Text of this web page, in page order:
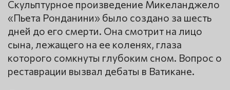
Скульптурное произведение Микеланджело
«Пьета Ронданини» было создано за шесть
дней до его смерти. Она смотрит на лицо
сына, лежащего на ее коленях, глаза
которого сомкнуты глубоким сном. Вопрос о
реставрации вызвал дебаты в Ватикане.